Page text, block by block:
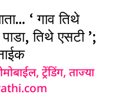
‘ गाव तिथे
तिथे एसटी ’;
,ट्रेंडिंग,ताज्या